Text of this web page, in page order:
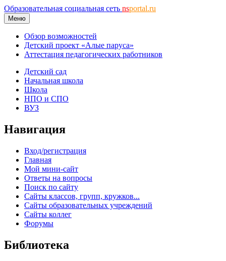
Образовательная социальная сеть nsportal.ru
Меню
Обзор возможностей
Детский проект «Алые паруса»
Аттестация педагогических работников
Детский сад
Начальная школа
Школа
НПО и СПО
ВУЗ
Навигация
Вход/регистрация
Главная
Мой мини-сайт
Ответы на вопросы
Поиск по сайту
Сайты классов, групп, кружков...
Сайты образовательных учреждений
Сайты коллег
Форумы
Библиотека